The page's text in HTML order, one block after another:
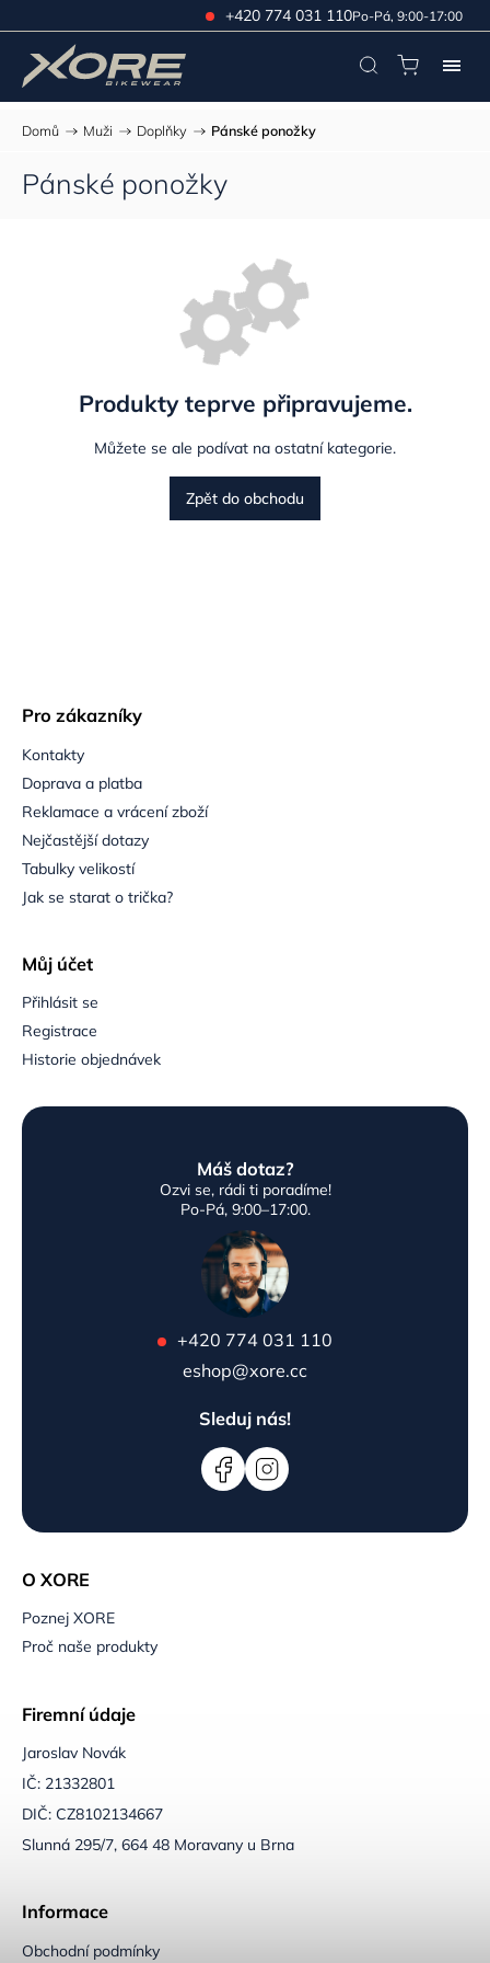
+420 774 031 110Po-Pá, 9:00-17:00
Domů / Muži / Doplňky / Pánské ponožky
Pánské ponožky
Produkty teprve připravujeme.
Můžete se ale podívat na ostatní kategorie.
Zpět do obchodu
O XORE
Poznej XORE
Proč naše produkty
Firemní údaje
Jaroslav Novák
IČ: 21332801
DIČ: CZ8102134667
Slunná 295/7, 664 48 Moravany u Brna
Pro zákazníky
Kontakty
Doprava a platba
Reklamace a vrácení zboží
Nejčastější dotazy
Tabulky velikostí
Jak se starat o trička?
Můj účet
Přihlásit se
Registrace
Historie objednávek
Informace
Obchodní podmínky
Máš dotaz?
Ozvi se, rádi ti poradíme!
Po-Pá, 9:00–17:00.
+420 774 031 110
eshop@xore.cc
Sleduj nás!